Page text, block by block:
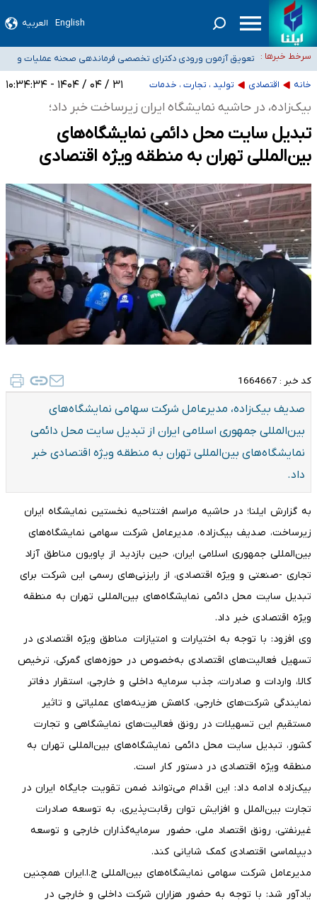
English العربیه
سرخط خبرها :
۴۰ تا ۵۰ روز گرمای نسبی در پیش داریم/ دمای تهران به ۳۸ درجه می‌رسد
هستیم، اما هنوز پاسخ مشخصی نگرفته‌ایم
تعویق آزمون ورودی دکترای تخصصی فرماندهی صحنه عملیات و
آخرین وضعیت شیوع عفونت‌های تنفسی در کشور/ خوزستان و کرمان بالاتر از
آستانه هشدار
خانه اقتصادی تولید ، تجارت ، خدمات ۳۱ / ۰۴ / ۱۴۰۴ - ۱۰:۳۴:۳۴
بیک‌زاده، در حاشیه نمایشگاه ایران زیرساخت خبر داد؛
تبدیل سایت محل دائمی نمایشگاه‌های
بین‌المللی تهران به منطقه ویژه اقتصادی
کد خبر : 1664667
صدیف بیک‌زاده، مدیرعامل شرکت سهامی نمایشگاه‌های
بین‌المللی جمهوری اسلامی ایران از تبدیل سایت محل دائمی
نمایشگاه‌های بین‌المللی تهران به منطقه ویژه اقتصادی خبر
داد.
به گزارش ایلنا؛ در حاشیه مراسم افتتاحیه نخستین نمایشگاه ایران‌
زیرساخت، صدیف بیک‌زاده، مدیرعامل شرکت سهامی نمایشگاه‌های
بین‌المللی جمهوری اسلامی ایران، حین بازدید از پاویون مناطق آزاد
تجاری -صنعتی و ویژه اقتصادی، از رایزنی‌های رسمی این شرکت برای
تبدیل سایت محل دائمی نمایشگاه‌های بین‌المللی تهران به منطقه
ویژه اقتصادی خبر داد.
وی افزود: با توجه به اختیارات و امتیازات مناطق ویژه اقتصادی در
تسهیل فعالیت‌های اقتصادی به‌خصوص در حوزه‌های گمرکی، ترخیص
کالا، واردات و صادرات، جذب سرمایه‌ داخلی و خارجی، استقرار دفاتر
نمایندگی شرکت‌های خارجی، کاهش هزینه‌های عملیاتی و تاثیر
مستقیم این تسهیلات در رونق فعالیت‌های نمایشگاهی و تجارت
کشور، تبدیل سایت محل دائمی نمایشگاه‌های بین‌المللی تهران به
منطقه ویژه اقتصادی در دستور کار است.
بیک‌زاده ادامه داد: این اقدام می‌تواند ضمن تقویت جایگاه ایران در
تجارت بین‌الملل و افزایش توان رقابت‌پذیری، به توسعه صادرات
غیرنفتی، رونق اقتصاد ملی، حضور سرمایه‌گذاران خارجی و توسعه
دیپلماسی اقتصادی کمک شایانی کند.
مدیرعامل شرکت سهامی نمایشگاه‌های بین‌المللی ج.ا.ایران همچنین
یادآور شد: با توجه به حضور هزاران شرکت داخلی و خارجی در